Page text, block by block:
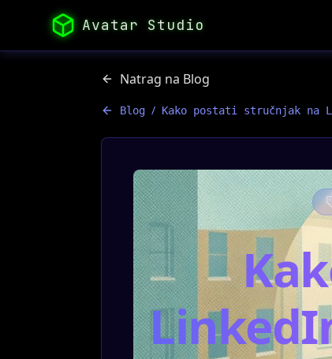
Avatar Studio
Natrag na Blog
Blog / Kako postati stručnjak